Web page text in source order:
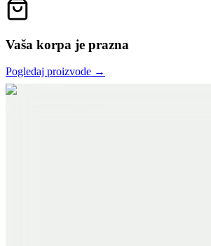
Vaša korpa je prazna
Pogledaj proizvode →